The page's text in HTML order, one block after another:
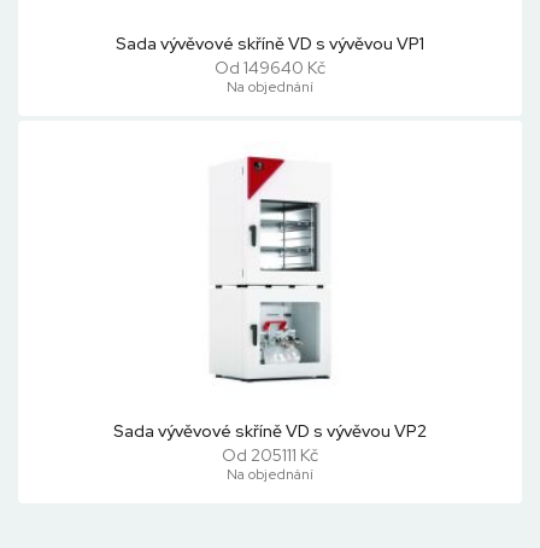
Sada vývěvové skříně VD s vývěvou VP1
Od 149640 Kč
Na objednání
Sada vývěvové skříně VD s vývěvou VP2
Od 205111 Kč
Na objednání